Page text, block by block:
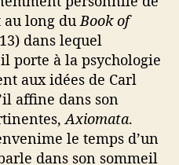
long du Book of
dans lequel
porte à la psychologie
aux idées de Carl
affine dans son
Axiomata.
le temps d’un
dans son sommeil